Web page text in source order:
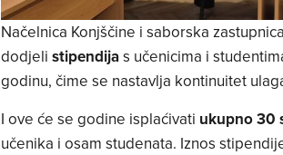
Načelnica Konjščine i saborska zastupnica
dodjeli stipendijas učenicima i
godinu, čime se nastavlja kontinuitet
I ove će se godine isplaćivati ukupno 30
učenika i osam studenata. Iznos